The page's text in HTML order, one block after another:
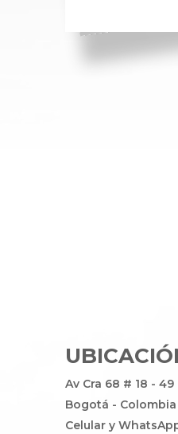
Av Cra 68 # 18 - 49
Bogotá - Colombia
Celular y